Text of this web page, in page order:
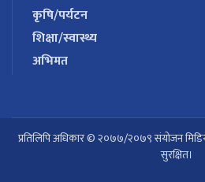
कृषि/पर्यटन
शिक्षा/स्वास्थ्य
अभिमत
प्रतिलिपि अधिकार © २०७७/२०७९ संयोजन मिडिया
सुरक्षित।